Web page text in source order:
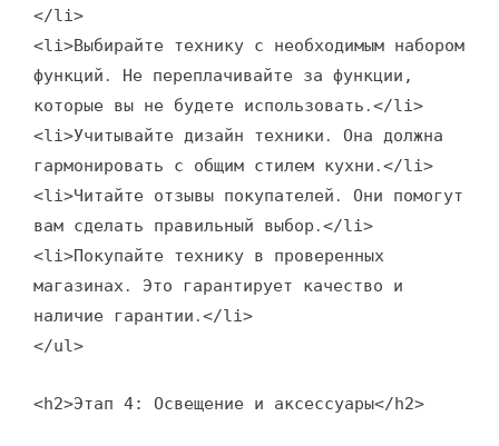
</li>
<li>Выбирайте технику с необходимым набором
функций․ Не переплачивайте за функции,
которые вы не будете использовать․</li>
<li>Учитывайте дизайн техники․ Она должна
гармонировать с общим стилем кухни․</li>
<li>Читайте отзывы покупателей․ Они помогут
вам сделать правильный выбор․</li>
<li>Покупайте технику в проверенных
магазинах․ Это гарантирует качество и
наличие гарантии․</li>
</ul>
<h2>Этап 4: Освещение и аксессуары</h2>